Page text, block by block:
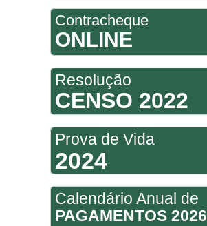
Contracheque
ONLINE
Resolução
CENSO 2022
Prova de Vida
2024
Calendário Anual de
PAGAMENTOS 2026